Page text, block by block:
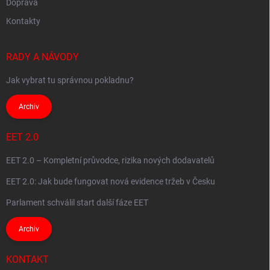
Doprava
Kontakty
RADY A NÁVODY
Jak vybrat tu správnou pokladnu?
Archiv
EET 2.0
EET 2.0 – Kompletní průvodce, rizika nových dodavatelů
EET 2.0: Jak bude fungovat nová evidence tržeb v Česku
Parlament schválil start další fáze EET
Archiv
KONTAKT